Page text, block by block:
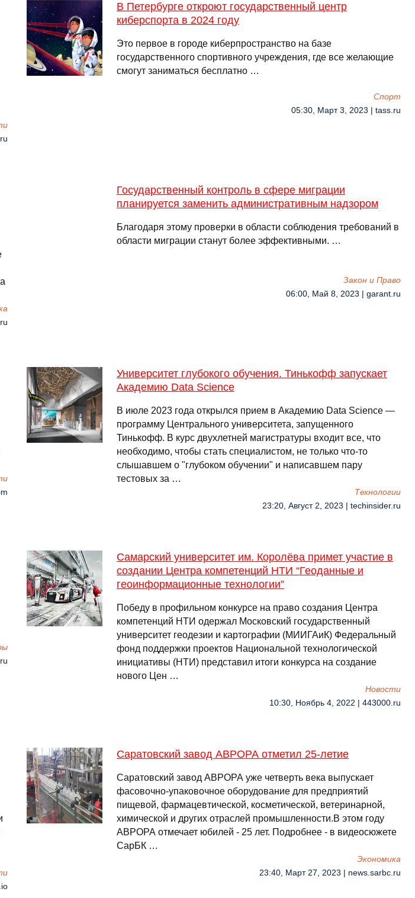
В Петербурге откроют государственный центр
киберспорта в 2024 году
Это первое в городе киберпространство на базе
государственного спортивного учреждения, где все желающие
смогут заниматься бесплатно …
Спорт
05:30, Март 3, 2023 | tass.ru
Государственный контроль в сфере миграции
планируется заменить административным надзором
Благодаря этому проверки в области соблюдения требований в
области миграции станут более эффективными. …
Закон и Право
06:00, Май 8, 2023 | garant.ru
Университет глубокого обучения. Тинькофф запускает
Академию Data Science
В июле 2023 года открылся прием в Академию Data Science —
программу Центрального университета, запущенного
Тинькофф. В курс двухлетней магистратуры входит все, что
необходимо, чтобы стать специалистом, не только что-то
слышавшем о "глубоком обучении" и написавшем пару
тестовых за …
Технологии
23:20, Август 2, 2023 | techinsider.ru
Самарский университет им. Королёва примет участие в
создании Центра компетенций НТИ “Геоданные и
геоинформационные технологии”
Победу в профильном конкурсе на право создания Центра
компетенций НТИ одержал Московский государственный
университет геодезии и картографии (МИИГАиК) Федеральный
фонд поддержки проектов Национальной технологической
инициативы (НТИ) представил итоги конкурса на создание
нового Цен …
Новости
10:30, Ноябрь 4, 2022 | 443000.ru
Саратовский завод АВРОРА отметил 25-летие
Саратовский завод АВРОРА уже четверть века выпускает
фасовочно-упаковочное оборудование для предприятий
пищевой, фармацевтической, косметической, ветеринарной,
химической и других отраслей промышленности.В этом году
АВРОРА отмечает юбилей - 25 лет. Подробнее - в видеосюжете
СарБК …
Экономика
23:40, Март 27, 2023 | news.sarbc.ru